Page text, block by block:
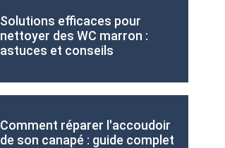
Solutions efficaces pour
nettoyer des WC marron :
astuces et conseils
Comment réparer l'accoudoir
de son canapé : guide complet